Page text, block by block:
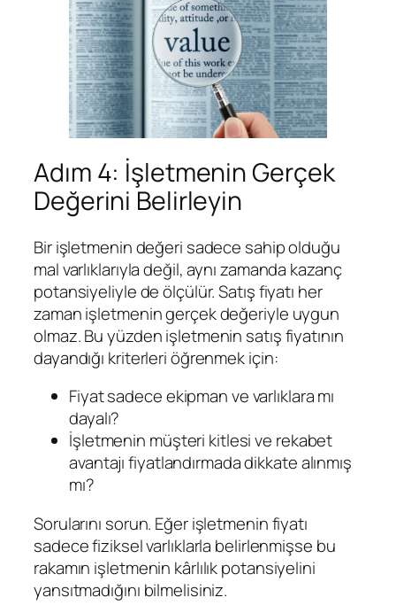
Adım 4: İşletmenin Gerçek
Değerini Belirleyin
Bir işletmenin değeri sadece sahip olduğu
mal varlıklarıyla değil, aynı zamanda kazanç
potansiyeliyle de ölçülür. Satış fiyatı her
zaman işletmenin gerçek değeriyle uygun
olmaz. Bu yüzden işletmenin satış fiyatının
dayandığı kriterleri öğrenmek için:
Fiyat sadece ekipman ve varlıklara mı
dayalı?
İşletmenin müşteri kitlesi ve rekabet
avantajı fiyatlandırmada dikkate alınmış
mı?
Sorularını sorun. Eğer işletmenin fiyatı
sadece fiziksel varlıklarla belirlenmişse bu
rakamın işletmenin kârlılık potansiyelini
yansıtmadığını bilmelisiniz.